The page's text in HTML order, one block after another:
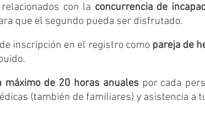
con la concurrencia de
que el segundo pueda ser disfrutado.
inscripción en el registro como pareja de
máximo de 20 horas anuales por cada
(también de familiares) y asistencia a